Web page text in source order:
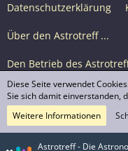
Datenschutzerklärung
Über den Astrotreff ...
Den Betrieb des
Nutzungsbedingungen
©
Astrotreff - Die
Diese Seite verwendet
Sie sich damit einverstanden,
Weitere Informationen